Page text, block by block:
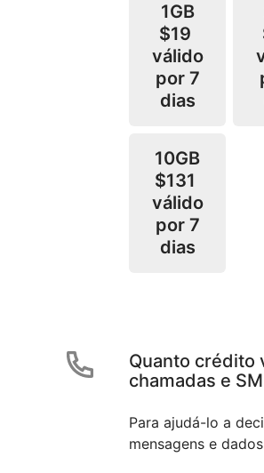
1GB
$19
válido
por 7
dias
10GB
$131
válido
por 7
dias
Quanto crédito
chamadas e
Para ajudá-lo a
mensagens e